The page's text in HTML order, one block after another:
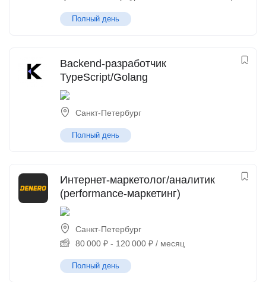
Полный день
Backend-разработчик
TypeScript/Golang
Санкт-Петербург
Полный день
Интернет-маркетолог/аналитик
(performance-маркетинг)
Санкт-Петербург
80 000 ₽ - 120 000 ₽ / месяц
Полный день